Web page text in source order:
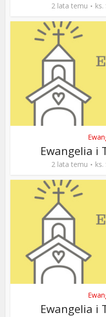
2 lata temu
Ewangelia i
2 lata temu
Ewangelia i